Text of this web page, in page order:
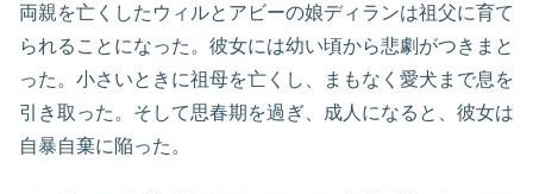
両親を亡くしたウィルとアビーの娘ディランは祖父に育て
られることになった。彼女には幼い頃から悲劇がつきまと
った。小さいときに祖母を亡くし、まもなく愛犬まで息を
引き取った。そして思春期を過ぎ、成人になると、彼女は
自暴自棄に陥った。